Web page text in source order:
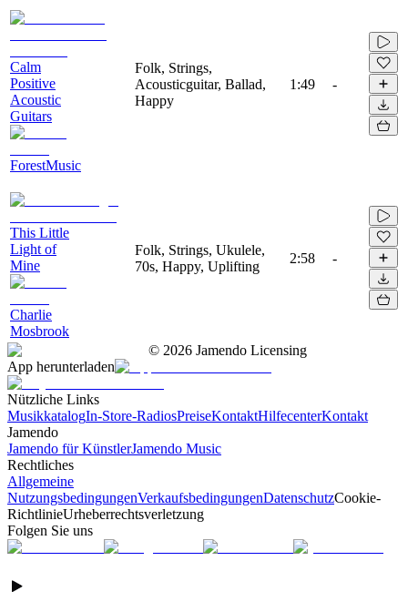
Calm
Positive
Acoustic
Guitars
ForestMusic
Folk, Strings,
Acousticguitar, Ballad,
Happy
1:49 -
This Little
Light of
Mine
Charlie
Mosbrook
Folk, Strings, Ukulele,
70s, Happy, Uplifting
2:58 -
© 2026 Jamendo Licensing
App herunterladen
Nützliche Links
MusikkatalogIn-Store-RadiosPreiseKontaktHilfecenterKontakt
Jamendo
Jamendo für KünstlerJamendo Music
Rechtliches
Allgemeine
NutzungsbedingungenVerkaufsbedingungenDatenschutzCookie-
RichtlinieUrheberrechtsverletzung
Folgen Sie uns